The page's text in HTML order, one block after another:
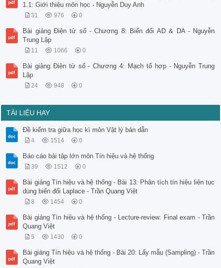
1.1: Giới thiệu môn học - Nguyễn Duy Anh
31 976 0
Bài giảng Điện tử số - Chương 8: Biến đổi AD & DA - Nguyễn
Trung Lập
11 1066 0
Bài giảng Điện tử số - Chương 4: Mạch tổ hợp - Nguyễn Trung
Lập
24 948 0
TÀI LIỆU HAY
Đề kiểm tra giữa học kì môn Vật lý bán dẫn
4 1514 0
Báo cáo bài tập lớn môn Tín hiệu và hệ thống
39 1512 0
Bài giảng Tín hiệu và hệ thống - Bài 13: Phân tích tín hiệu liên tục
dùng biến đổi Laplace - Trần Quang Việt
8 1454 0
Bài giảng Tín hiệu và hệ thống - Lecture-review: Final exam - Trần
Quang Việt
5 1430 0
Bài giảng Tín hiệu và hệ thống - Bài 20: Lấy mẫu (Sampling) - Trần
Quang Việt